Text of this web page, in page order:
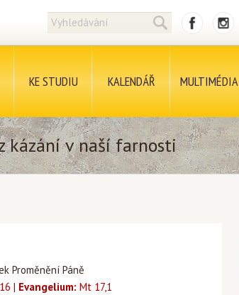
KE STUDIU KALENDÁŘ MULTIMÉDIA
kázání v naší farnosti
Proměnění Páně
| Evangelium: Mt 17,1